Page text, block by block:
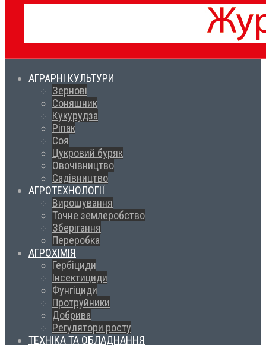
АГРАРНІ КУЛЬТУРИ
Зернові
Соняшник
Кукурудза
Ріпак
Соя
Цукровий буряк
Овочівництво
Садівництво
АГРОТЕХНОЛОГІЇ
Вирощування
Точне землеробство
Зберігання
Переробка
АГРОХІМІЯ
Гербіциди
Інсектициди
Фунгіциди
Протруйники
Добрива
Регулятори росту
ТЕХНІКА ТА ОБЛАДНАННЯ